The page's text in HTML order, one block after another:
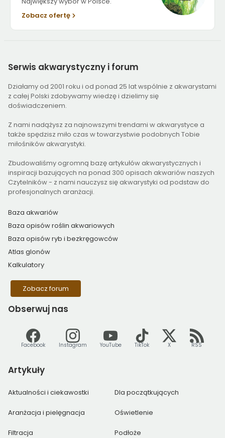
Zobacz ofertę
Serwis akwarystyczny i forum
Działamy od 2001 roku i od ponad 25 lat wspólnie z akwarystami
z całej Polski zdobywamy wiedzę i dzielimy się
doświadczeniem.
Z nami nadążysz za najnowszymi trendami w akwarystyce a
także spędzisz miło czas w towarzystwie podobnych Tobie
miłośników akwarystyki.
Zbudowaliśmy ogromną bazę artykułów akwarystycznych i
inspiracji bazujących na ponad 300 opisach akwariów naszych
Czytelników - z nami nauczysz się akwarystyki od podstaw do
profesjonalnych aranżacji.
Baza akwariów
Baza opisów roślin akwariowych
Baza opisów ryb i bezkręgowców
Atlas glonów
Kalkulatory
Zobacz forum
Obserwuj nas
Facebook Instagram YouTube TikTok X RSS
Artykuły
Aktualności i ciekawostki Dla początkujących
Aranżacja i pielęgnacja Oświetlenie
Filtracja Podłoże